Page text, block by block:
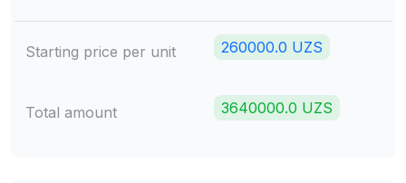
Starting price per unit 260000.0 UZS
Total amount 3640000.0 UZS